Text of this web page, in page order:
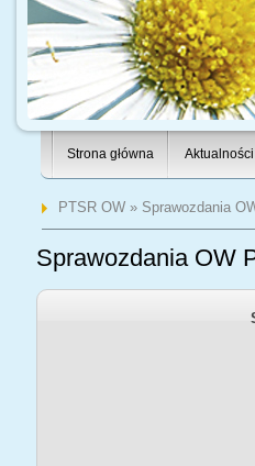
Strona główna Aktualności
PTSR OW» Sprawozdania
Sprawozdania OW